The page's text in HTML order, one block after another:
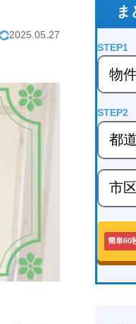
2025.05.27
ま
簡単60